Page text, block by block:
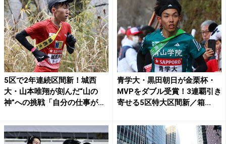
5区で2年連続区間新！城西
大・山本唯翔が刻んだ“山の
神”への挑戦「自分の仕事が
青学大・黒田朝日が金栗杯・
MVPをダブル受賞！3連覇引き
寄せる5区特大区間新／箱...